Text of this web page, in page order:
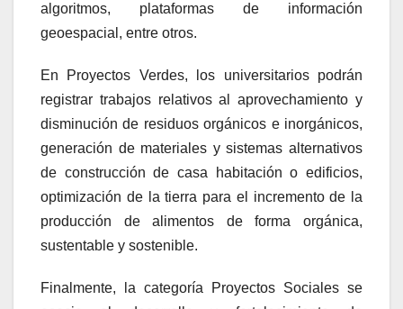
algoritmos, plataformas de información
geoespacial, entre otros.
En Proyectos Verdes, los universitarios podrán
registrar trabajos relativos al aprovechamiento y
disminución de residuos orgánicos e inorgánicos,
generación de materiales y sistemas alternativos
de construcción de casa habitación o edificios,
optimización de la tierra para el incremento de la
producción de alimentos de forma orgánica,
sustentable y sostenible.
Finalmente, la categoría Proyectos Sociales se